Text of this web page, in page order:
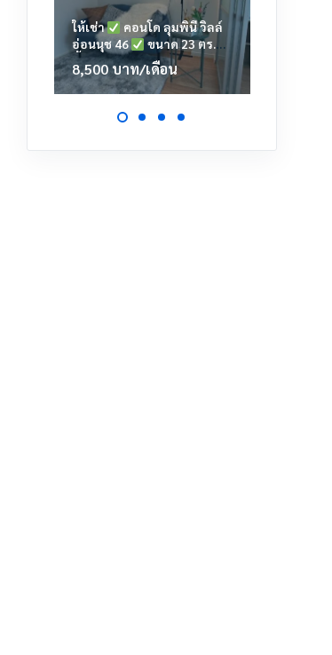
ให้เช่า
คอนโด ลุมพินี วิลล์
อ่อนนุช 46
ขนาด 23 ตร.ม.
ชั้น 6 ตึก A2
8,500บาท/เดือน